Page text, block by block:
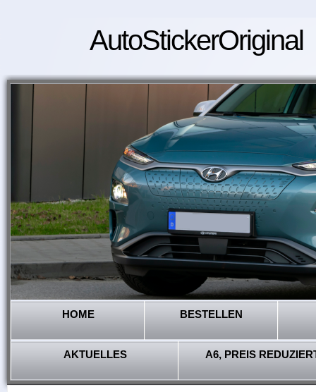
AutoStickerOriginal
HOME BESTELLEN
AKTUELLES A6, PREIS